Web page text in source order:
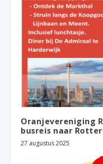
Oranjevereniging
busreis naar
27 augustus 2025